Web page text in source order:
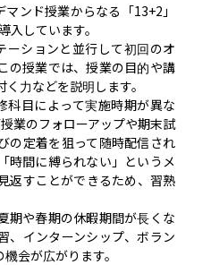
ンド授業からなる「13+2」
しています。
ーションと並行して初回のオ
の授業では、授業の目的や講
力などを説明します。
科目によって実施時期が異な
業のフォローアップや期末試
の定着を狙って随時配信され
時間に縛られない」というメ
返すことができるため、習熟
期や春期の休暇期間が長くな
、インターンシップ、ボラン
会が広がります。